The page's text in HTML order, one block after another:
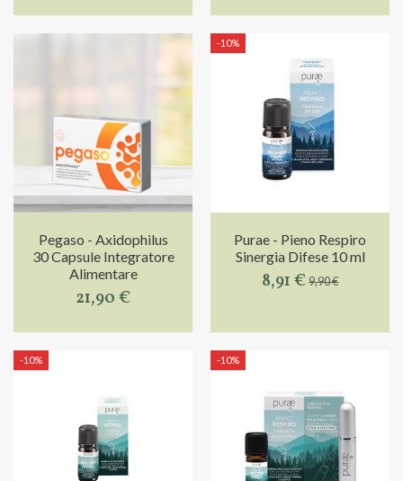
Pegaso - Axidophilus
30 Capsule Integratore
Alimentare
21,90 €
-10%
Purae - Pieno Respiro
Sinergia Difese 10 ml
8,91 €9,90 €
-10% -10%